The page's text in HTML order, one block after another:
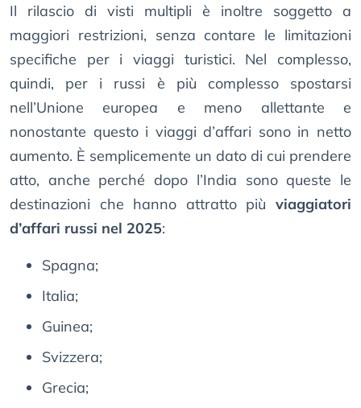
Il rilascio di visti multipli è inoltre soggetto a
maggiori restrizioni, senza contare le limitazioni
specifiche per i viaggi turistici. Nel complesso,
quindi, per i russi è più complesso spostarsi
nell’Unione europea e meno allettante e
nonostante questo i viaggi d’affari sono in netto
aumento. È semplicemente un dato di cui prendere
atto, anche perché dopo l’India sono queste le
destinazioni che hanno attratto più viaggiatori
d’affari russi nel 2025:
Ѕраgnа;
Іtаlіа;
Guіnеа;
Ѕvіzzеrа;
Grесіа;